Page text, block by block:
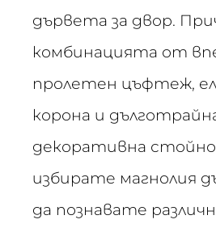
дървета за двор.
комбинацията от
пролетен цъфтеж,
корона и
декоративна
избирате магнолия
да познавате